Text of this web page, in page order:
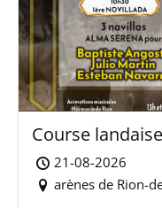
Course
21-08-2026
arènes de Rion-